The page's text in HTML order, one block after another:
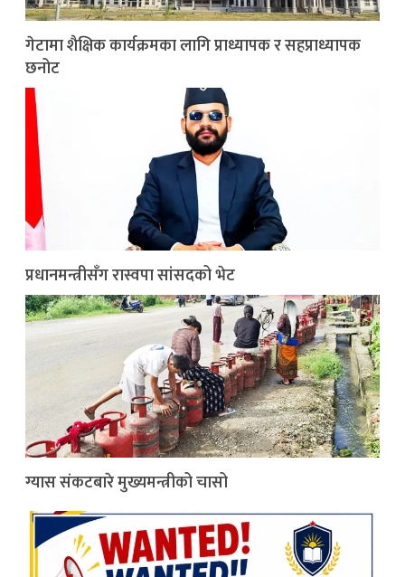
गेटामा शैक्षिक कार्यक्रमका लागि प्राध्यापक र सहप्राध्यापक
छनोट
प्रधानमन्त्रीसँग रास्वपा सांसदको भेट
ग्यास संकटबारे मुख्यमन्त्रीको चासो